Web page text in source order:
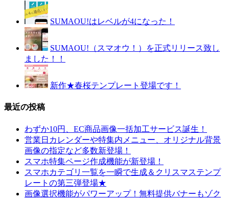
SUMAOU!はレベルが4になった！
SUMAOU!（スマオウ！）を正式リリース致し
ました！！
新作★春桜テンプレート登場です！
最近の投稿
わずか10円、EC商品画像一括加工サービス誕生！
営業日カレンダーや特集内メニュー、オリジナル背景
画像の指定など多数新登場！
スマホ特集ページ作成機能が新登場！
スマホカテゴリ一覧を一瞬で生成＆クリスマステンプ
レートの第三弾登場★
画像選択機能がパワーアップ！無料提供バナーもゾク